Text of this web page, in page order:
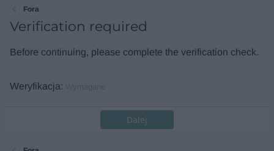
Fora
Verification required
Before continuing, please complete the verification check.
Weryfikacja Wymagane
Dalej